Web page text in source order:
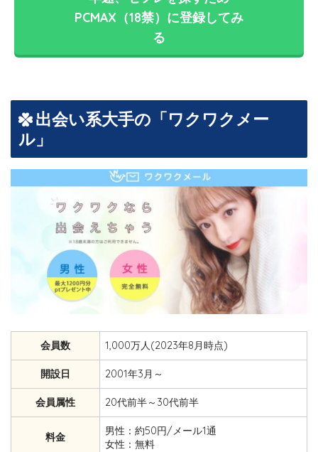
PCMAX（18禁）に登録してみ
る
出会い系大手の「ワクワクメー
ル」
会員数 1,000万人(2023年8月時点)
開設日 2001年3月～
会員属性 20代前半～30代前半
料金
男性：約50円/メール1通
女性：無料